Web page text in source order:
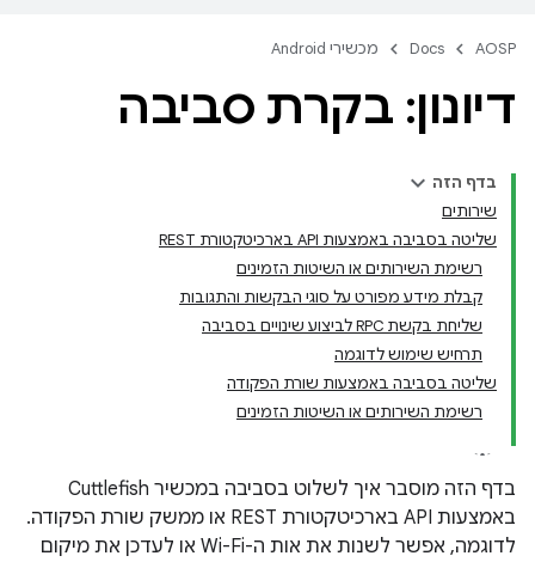
AOSP
Docs מכשירי Android
דיונון: בקרת סביבה
בדף הזה
שירותים
שליטה בסביבה באמצעות API בארכיטקטורת REST
רשימת השירותים או השיטות הזמינים
קבלת מידע מפורט על סוגי הבקשות והתגובות
שליחת בקשת RPC לביצוע שינויים בסביבה
תרחיש שימוש לדוגמה
שליטה בסביבה באמצעות שורת הפקודה
רשימת השירותים או השיטות הזמינים
בדף הזה מוסבר איך לשלוט בסביבה במכשיר Cuttlefish
באמצעות API בארכיטקטורת REST או ממשק שורת הפקודה.
לדוגמה, אפשר לשנות את אות ה-Wi-Fi או לעדכן את מיקום